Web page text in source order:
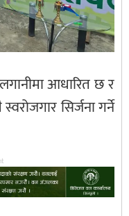
आधारित छ र
सिर्जना गर्ने